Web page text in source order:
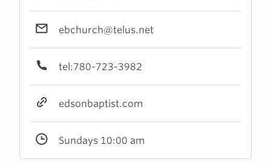
ebchurch@telus.net
tel:780-723-3982
edsonbaptist.com
Sundays 10:00 am